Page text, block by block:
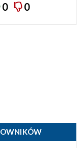
0 0